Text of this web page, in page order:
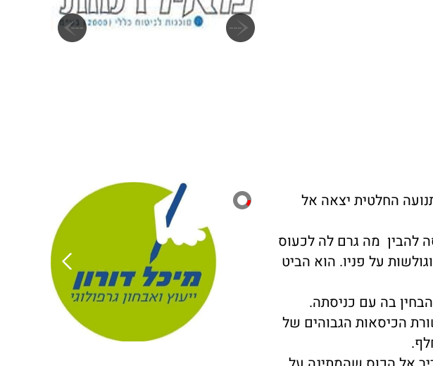
החלטית יצאה אל
להבין מה גרם לה לכעוס
על פניו. הוא הביט
בה עם כניסתה.
הכיסאות הגבוהים של